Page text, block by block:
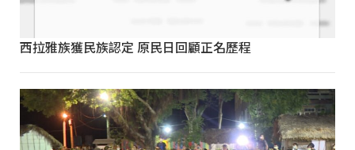
西拉雅族獲民族認定 原民日回顧正名歷程